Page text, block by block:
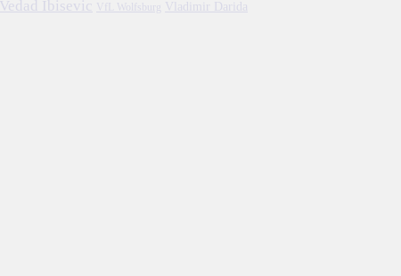
Vedad Ibisevic VfL Wolfsburg Vladimir Darida